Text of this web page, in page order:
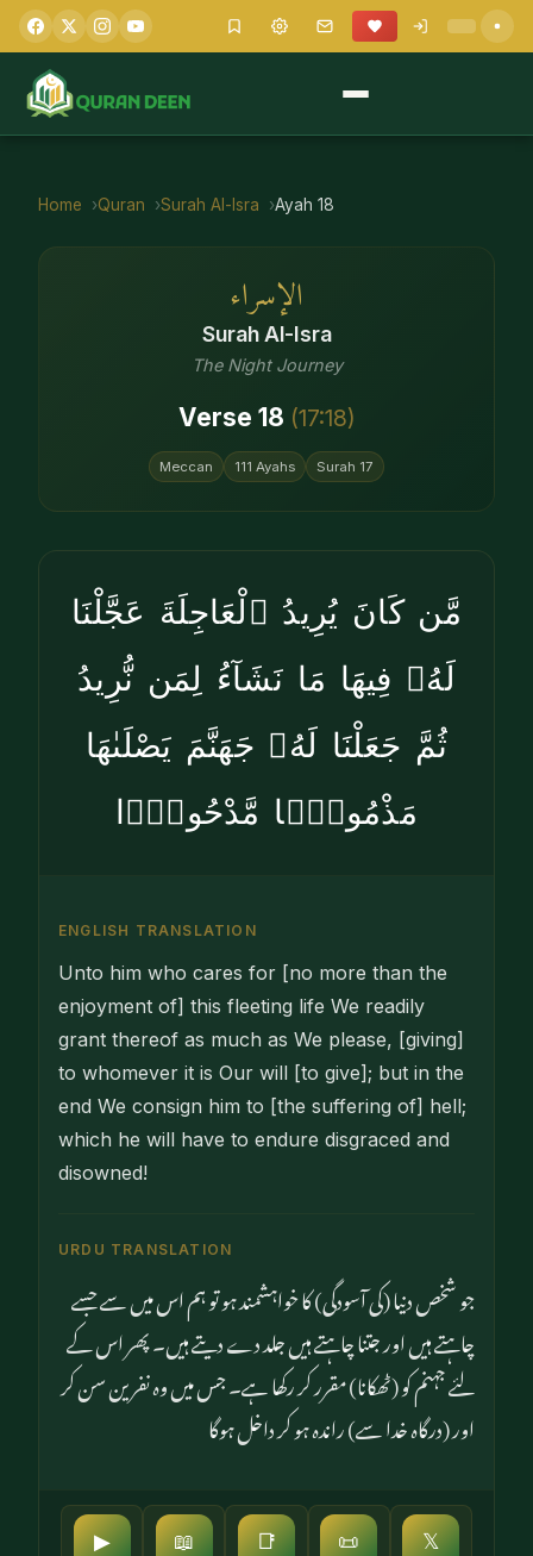
Home Quran Surah Al-Isra Ayah 18
الإسراء
Surah Al-Isra
The Night Journey
Verse 18 (17:18)
Meccan 111 Ayahs Surah 17
مَّن كَانَ يُرِيدُ ٱلْعَاجِلَةَ عَجَّلْنَا
لَهُۥ فِيهَا مَا نَشَآءُ لِمَن نُّرِيدُ
ثُمَّ جَعَلْنَا لَهُۥ جَهَنَّمَ يَصْلَىٰهَا
مَذْمُومًۭا مَّدْحُورًۭا
ENGLISH TRANSLATION
Unto him who cares for [no more than the
enjoyment of] this fleeting life We readily
grant thereof as much as We please, [giving]
to whomever it is Our will [to give]; but in the
end We consign him to [the suffering of] hell;
which he will have to endure disgraced and
disowned!
URDU TRANSLATION
جو شخص دنیا (کی آسودگی) کا خواہشمند ہو تو ہم اس میں سے جسے
چاہتے ہیں اور جتنا چاہتے ہیں جلد دے دیتے ہیں۔ پھر اس کے
لئے جہنم کو (ٹھکانا) مقرر کر رکھا ہے۔ جس میں وہ نفرین سن کر
اور (درگاہ خدا سے) راندہ ہو کر داخل ہوگا
▶ 📖 📑 📜 𝕏